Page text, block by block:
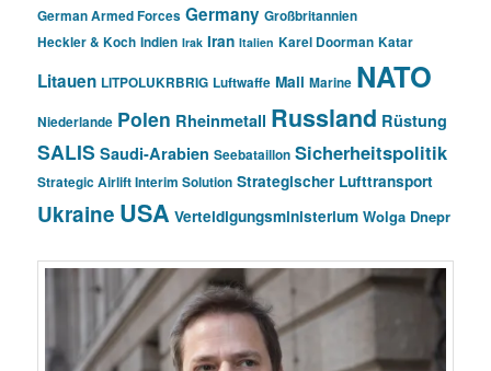
German Armed Forces Germany Großbritannien
Heckler & Koch Indien Irak Iran Italien Karel Doorman Katar
Litauen LITPOLUKRBRIG Luftwaffe Mali Marine NATO
Niederlande Polen Rheinmetall Russland Rüstung
SALIS Saudi-Arabien Seebataillon Sicherheitspolitik
Strategic Airlift Interim Solution Strategischer Lufttransport
Ukraine USA Verteidigungsministerium Wolga Dnepr